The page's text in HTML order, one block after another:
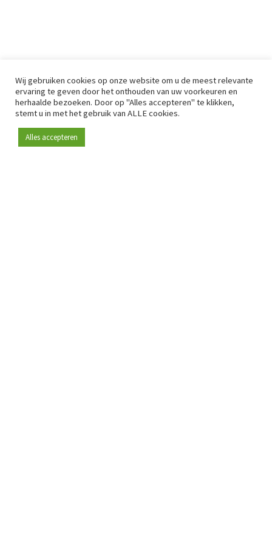
Wij gebruiken cookies op onze website om u de meest relevante
ervaring te geven door het onthouden van uw voorkeuren en
herhaalde bezoeken. Door op "Alles accepteren" te klikken,
stemt u in met het gebruik van ALLE cookies.
Alles accepteren